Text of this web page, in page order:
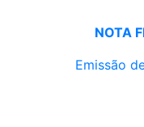
NOTA
Emissão